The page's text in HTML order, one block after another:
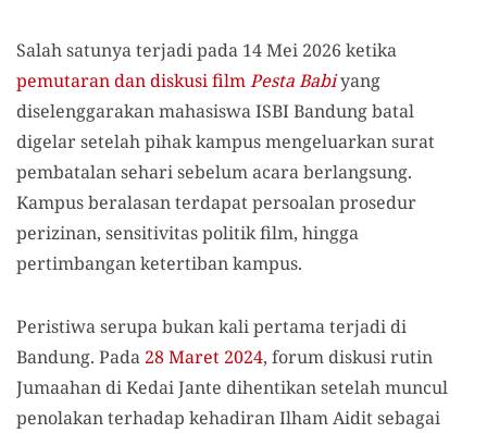
Salah satunya terjadi pada 14 Mei 2026 ketika
pemutaran dan diskusi filmPesta Babiyang
diselenggarakan mahasiswa ISBI Bandung batal
digelar setelah pihak kampus mengeluarkan surat
pembatalan sehari sebelum acara berlangsung.
Kampus beralasan terdapat persoalan prosedur
perizinan, sensitivitas politik film, hingga
pertimbangan ketertiban kampus.
Peristiwa serupa bukan kali pertama terjadi di
Bandung. Pada 28 Maret 2024, forum diskusi rutin
Jumaahan di Kedai Jante dihentikan setelah muncul
penolakan terhadap kehadiran Ilham Aidit sebagai